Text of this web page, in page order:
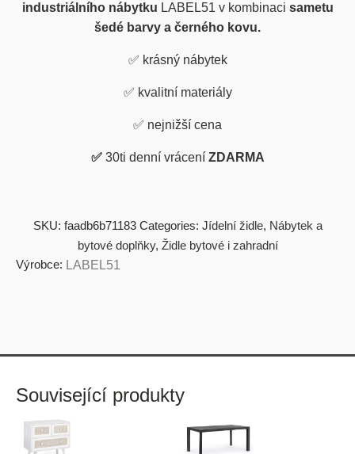
industriálního nábytku LABEL51 v kombinaci sametu
šedé barvy a černého kovu.
✅ krásný nábytek
✅ kvalitní materiály
✅ nejnižší cena
✅ 30ti denní vrácení ZDARMA
SKU: faadb6b71183 Categories: Jídelní židle, Nábytek a
bytové doplňky, Židle bytové i zahradní
Výrobce: LABEL51
Související produkty